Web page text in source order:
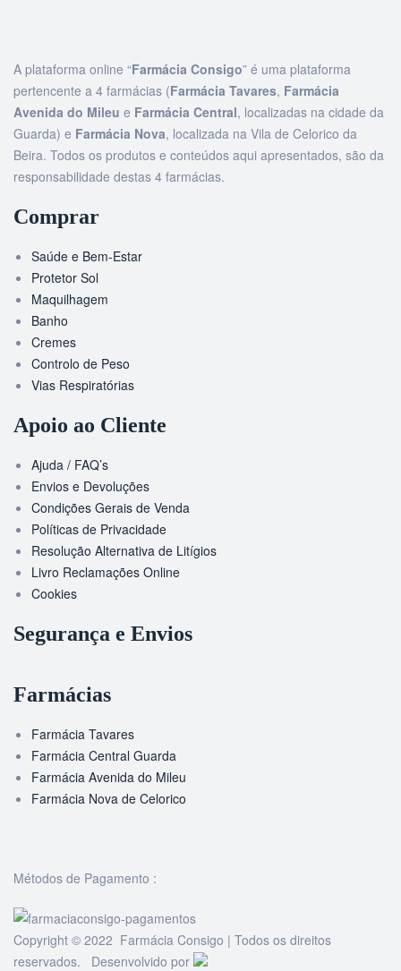
A plataforma online “Farmácia Consigo” é uma plataforma
pertencente a 4 farmácias (Farmácia Tavares, Farmácia
Avenida do Mileu e Farmácia Central, localizadas na cidade da
Guarda) e Farmácia Nova, localizada na Vila de Celorico da
Beira. Todos os produtos e conteúdos aqui apresentados, são da
responsabilidade destas 4 farmácias.
Comprar
Saúde e Bem-Estar
Protetor Sol
Maquilhagem
Banho
Cremes
Controlo de Peso
Vias Respiratórias
Apoio ao Cliente
Ajuda / FAQ’s
Envios e Devoluções
Condições Gerais de Venda
Políticas de Privacidade
Resolução Alternativa de Litígios
Livro Reclamações Online
Cookies
Segurança e Envios
Farmácias
Farmácia Tavares
Farmácia Central Guarda
Farmácia Avenida do Mileu
Farmácia Nova de Celorico
Métodos de Pagamento :
Copyright © 2022 Farmácia Consigo | Todos os direitos
reservados. Desenvolvido por